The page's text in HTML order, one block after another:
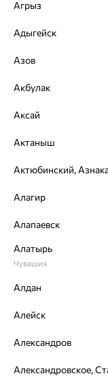
47 215
4 платежа по 11 804
Агрыз
Адыгейск
Азов
Акбулак
Аксай
Актаныш
Алагир
Алапаевск
Алатырь
Чувашия
Алдан
Алейск
Александров